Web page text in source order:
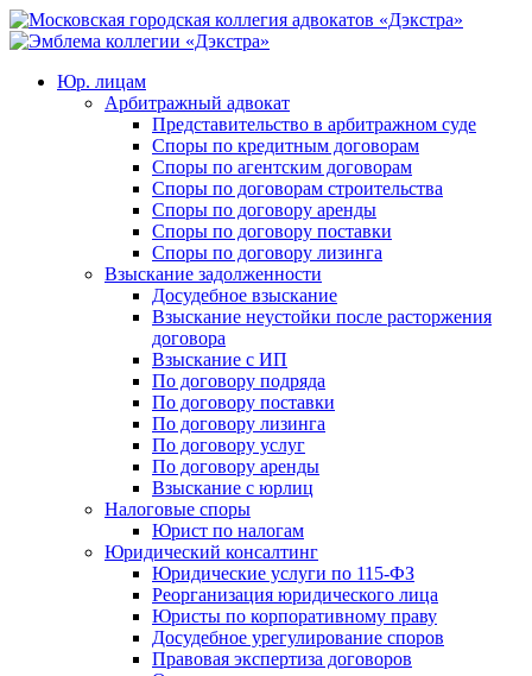
Юр. лицам
Арбитражный адвокат
Представительство в арбитражном суде
Споры по кредитным договорам
Споры по агентским договорам
Споры по договорам строительства
Споры по договору аренды
Споры по договору поставки
Споры по договору лизинга
Взыскание задолженности
Досудебное взыскание
Взыскание неустойки после расторжения
договора
Взыскание с ИП
По договору подряда
По договору поставки
По договору лизинга
По договору услуг
По договору аренды
Взыскание с юрлиц
Налоговые споры
Юрист по налогам
Юридический консалтинг
Юридические услуги по 115-ФЗ
Реорганизация юридического лица
Юристы по корпоративному праву
Досудебное урегулирование споров
Правовая экспертиза договоров